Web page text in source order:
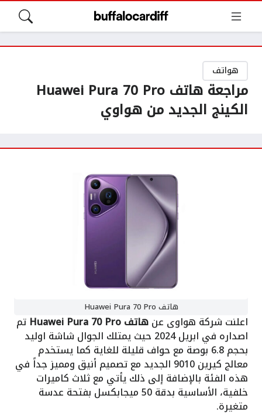
هواتف
مراجعة هاتف Huawei Pura 70 Pro
الكينج الجديد من هواوي
هاتف Huawei Pura 70 Pro
اعلنت شركة هواوى عنهاتف Huawei Pura 70 Pro تم
اصداره في ابريل 2024 حيث يمتلك الجوال شاشة اوليد
بحجم 6.8 بوصة مع حواف قليلة للغاية كما يستخدم
معالج كيرين 9010 الجديد مع تصميم أنيق ومميز جداً في
هذه الفئة بالإضافة إلى ذلك يأتي مع ثلاث كاميرات
خلفية، الأساسية بدقة 50 ميجابكسل بفتحة عدسة
متغيرة.